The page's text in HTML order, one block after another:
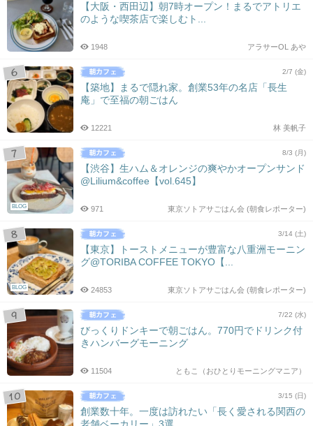
【大阪・西田辺】朝7時オープン！まるでアトリエ
のような喫茶店で楽しむト...
アラサーOL あや
1948
2/7 (金)
【築地】まるで隠れ家。創業53年の名店「長生
庵」で至福の朝ごはん
林 美帆子
12221
BLOG
8/3 (月)
【渋谷】生ハム＆オレンジの爽やかオープンサンド
@Lilium&coffee【vol.645】
東京ソトアサごはん会 (朝食レポーター)
971
BLOG
3/14 (土)
【東京】トーストメニューが豊富な八重洲モーニン
グ@TORIBA COFFEE TOKYO【...
東京ソトアサごはん会 (朝食レポーター)
24853
7/22 (水)
びっくりドンキーで朝ごはん。770円でドリンク付
きハンバーグモーニング
ともこ（おひとりモーニングマニア）
11504
3/15 (日)
創業数十年。一度は訪れたい「長く愛される関西の